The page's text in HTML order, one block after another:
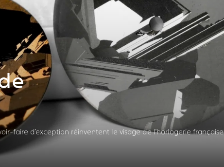
faire d'exception réinventent le visage de l'horlogerie française